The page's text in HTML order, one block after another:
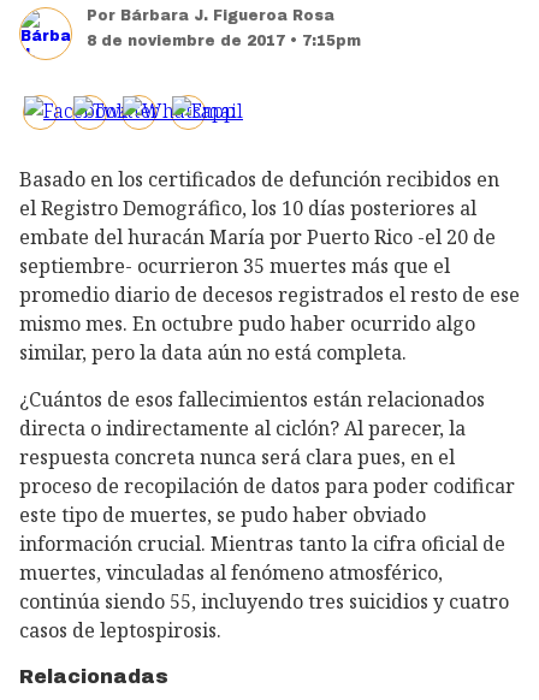
Por Bárbara J. Figueroa Rosa
8 de noviembre de 2017 • 7:15pm
Basado en los certificados de defunción recibidos en
el Registro Demográfico, los 10 días posteriores al
embate del huracán María por Puerto Rico -el 20 de
septiembre- ocurrieron 35 muertes más que el
promedio diario de decesos registrados el resto de ese
mismo mes. En octubre pudo haber ocurrido algo
similar, pero la data aún no está completa.
¿Cuántos de esos fallecimientos están relacionados
directa o indirectamente al ciclón? Al parecer, la
respuesta concreta nunca será clara pues, en el
proceso de recopilación de datos para poder codificar
este tipo de muertes, se pudo haber obviado
información crucial. Mientras tanto la cifra oficial de
muertes, vinculadas al fenómeno atmosférico,
continúa siendo 55, incluyendo tres suicidios y cuatro
casos de leptospirosis.
Relacionadas